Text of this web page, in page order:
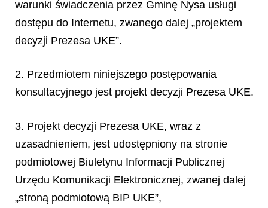
warunki świadczenia przez Gminę Nysa usługi
dostępu do Internetu, zwanego dalej „projektem
decyzji Prezesa UKE”.
2. Przedmiotem niniejszego postępowania
konsultacyjnego jest projekt decyzji Prezesa UKE.
3. Projekt decyzji Prezesa UKE, wraz z
uzasadnieniem, jest udostępniony na stronie
podmiotowej Biuletynu Informacji Publicznej
Urzędu Komunikacji Elektronicznej, zwanej dalej
„stroną podmiotową BIP UKE”,